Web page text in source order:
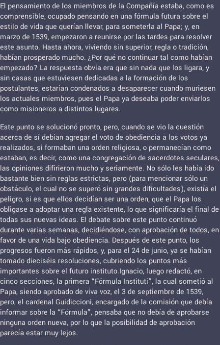
El pensamiento de los miembros de la Compañía estaba, como es
comprensible, ocupado pensando en una fórmula futura sobre el
estilo de vida que querían llevar, para someterla al Papa; y, en
marzo de 1539, empezaron a reunirse por las tardes para resolver
este asunto. Hasta ahora, viviendo sin superior, regla o tradición,
habían prosperado mucho. ¿Por qué no continuar tal como habían
empezado? La respuesta obvia era que sin nada que los ligara, y
sin casas que estuviesen dedicadas a la formación de los
postulantes, estarían condenados a desaparecer cuando muriesen
los actuales miembros, pues el Papa ya deseaba poder enviarlos
como misioneros a distintos lugares.
Este punto se solucionó pronto, pero, cuando se vio la cuestión
acerca de sí debían agregar el voto de obediencia a los votos ya
realizados, si formaban una orden religiosa, o permanecían como
estaban, es decir, como una congregación de sacerdotes seculares,
las opiniones difirieron mucho y seriamente. No sólo les había ido
bastante bien sin reglas estrictas, pero (para mencionar sólo un
obstáculo, el cual no se superó sin grandes dificultades), existía el
peligro, si es que ellos decidían ser una orden, que el Papa los
obligase a adoptar una regla existente, lo que significaría el final de
todas sus nuevas ideas. El debate sobre este punto continuó
durante varias semanas, decidiéndose, con aprobación de todos, en
favor de una vida bajo obediencia. Después de este punto, los
progresos fueron más rápidos, y, para el 24 de junio, ya se habían
tomado dieciséis resoluciones, cubriendo los puntos más
importantes sobre el futuro instituto.Ignacio, luego redactó, en
cinco secciones, la primera “Fórmula Instituti”, la cual sometió al
Papa, siendo aprobado de viva voz, el 3 de septiembre de 1539,
pero, el cardenal Guidiccioni, encargado de la comisión que debía
informar sobre la “Fórmula”, pensaba que no debía de aprobarse
ninguna orden nueva, por lo que la posibilidad de aprobación
parecía estar muy lejos.